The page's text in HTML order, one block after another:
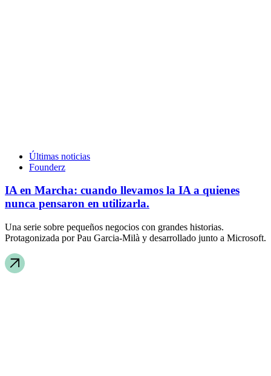
Últimas noticias
Founderz
IA en Marcha: cuando llevamos la IA a quienes
nunca pensaron en utilizarla.
Una serie sobre pequeños negocios con grandes historias.
Protagonizada por Pau Garcia-Milà y desarrollado junto a Microsoft.